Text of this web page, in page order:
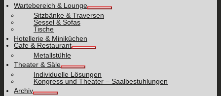
Wartebereich & Lounge
Sitzbänke & Traversen
Sessel & Sofas
Tische
Hotellerie & Miniküchen
Cafe & Restaurant
Metallstühle
Theater & Säle
Individuelle Lösungen
Kongress und Theater – Saalbestuhlungen
Archiv